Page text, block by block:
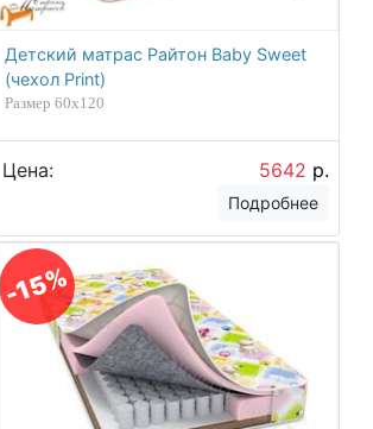
Детский матрас Райтон Baby Sweet
(чехол Print)
Размер 60х120
Цена: 5642 р.
Подробнее
-15%